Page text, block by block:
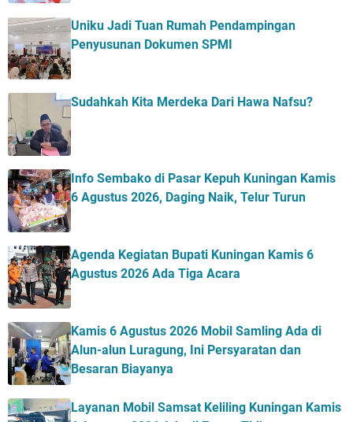
Uniku Jadi Tuan Rumah Pendampingan
Penyusunan Dokumen SPMI
Sudahkah Kita Merdeka Dari Hawa Nafsu?
Info Sembako di Pasar Kepuh Kuningan Kamis
6 Agustus 2026, Daging Naik, Telur Turun
Agenda Kegiatan Bupati Kuningan Kamis 6
Agustus 2026 Ada Tiga Acara
Kamis 6 Agustus 2026 Mobil Samling Ada di
Alun-alun Luragung, Ini Persyaratan dan
Besaran Biayanya
Layanan Mobil Samsat Keliling Kuningan Kamis